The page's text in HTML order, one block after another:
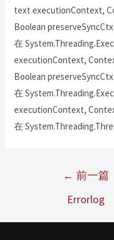
text executionContext,
Boolean
在
executionContext,
Boolean
在
executionContext,
在
← 前一篇
Errorlog